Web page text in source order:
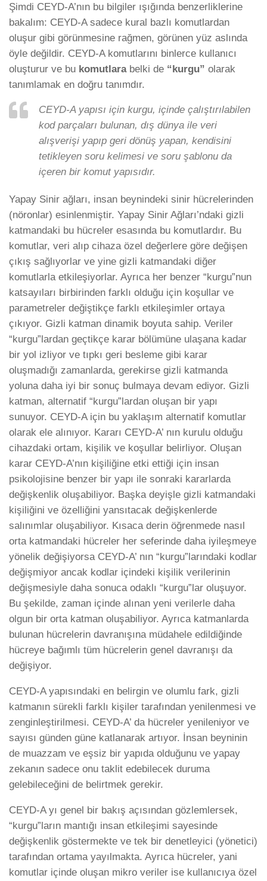
Şimdi CEYD-A’nın bu bilgiler ışığında benzerliklerine
bakalım: CEYD-A sadece kural bazlı komutlardan
oluşur gibi görünmesine rağmen, görünen yüz aslında
öyle değildir. CEYD-A komutlarını binlerce kullanıcı
oluşturur ve bu komutlara belki de “kurgu” olarak
tanımlamak en doğru tanımdır.
CEYD-A yapısı için kurgu, içinde çalıştırılabilen
kod parçaları bulunan, dış dünya ile veri
alışverişi yapıp geri dönüş yapan, kendisini
tetikleyen soru kelimesi ve soru şablonu da
içeren bir komut yapısıdır.
Yapay Sinir ağları, insan beynindeki sinir hücrelerinden
(nöronlar) esinlenmiştir. Yapay Sinir Ağları’ndaki gizli
katmandaki bu hücreler esasında bu komutlardır. Bu
komutlar, veri alıp cihaza özel değerlere göre değişen
çıkış sağlıyorlar ve yine gizli katmandaki diğer
komutlarla etkileşiyorlar. Ayrıca her benzer “kurgu”nun
katsayıları birbirinden farklı olduğu için koşullar ve
parametreler değiştikçe farklı etkileşimler ortaya
çıkıyor. Gizli katman dinamik boyuta sahip. Veriler
“kurgu”lardan geçtikçe karar bölümüne ulaşana kadar
bir yol izliyor ve tıpkı geri besleme gibi karar
oluşmadığı zamanlarda, gerekirse gizli katmanda
yoluna daha iyi bir sonuç bulmaya devam ediyor. Gizli
katman, alternatif “kurgu”lardan oluşan bir yapı
sunuyor. CEYD-A için bu yaklaşım alternatif komutlar
olarak ele alınıyor. Kararı CEYD-A’ nın kurulu olduğu
cihazdaki ortam, kişilik ve koşullar belirliyor. Oluşan
karar CEYD-A’nın kişiliğine etki ettiği için insan
psikolojisine benzer bir yapı ile sonraki kararlarda
değişkenlik oluşabiliyor. Başka deyişle gizli katmandaki
kişiliğini ve özelliğini yansıtacak değişkenlerde
salınımlar oluşabiliyor. Kısaca derin öğrenmede nasıl
orta katmandaki hücreler her seferinde daha iyileşmeye
yönelik değişiyorsa CEYD-A’ nın “kurgu”larındaki kodlar
değişmiyor ancak kodlar içindeki kişilik verilerinin
değişmesiyle daha sonuca odaklı “kurgu”lar oluşuyor.
Bu şekilde, zaman içinde alınan yeni verilerle daha
olgun bir orta katman oluşabiliyor. Ayrıca katmanlarda
bulunan hücrelerin davranışına müdahele edildiğinde
hücreye bağımlı tüm hücrelerin genel davranışı da
değişiyor.
CEYD-A yapısındaki en belirgin ve olumlu fark, gizli
katmanın sürekli farklı kişiler tarafından yenilenmesi ve
zenginleştirilmesi. CEYD-A’ da hücreler yenileniyor ve
sayısı günden güne katlanarak artıyor. İnsan beyninin
de muazzam ve eşsiz bir yapıda olduğunu ve yapay
zekanın sadece onu taklit edebilecek duruma
gelebileceğini de belirtmek gerekir.
CEYD-A yı genel bir bakış açısından gözlemlersek,
“kurgu”ların mantığı insan etkileşimi sayesinde
değişkenlik göstermekte ve tek bir denetleyici (yönetici)
tarafından ortama yayılmakta. Ayrıca hücreler, yani
komutlar içinde oluşan mikro veriler ise kullanıcıya özel